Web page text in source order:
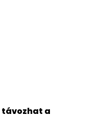
távozhat a